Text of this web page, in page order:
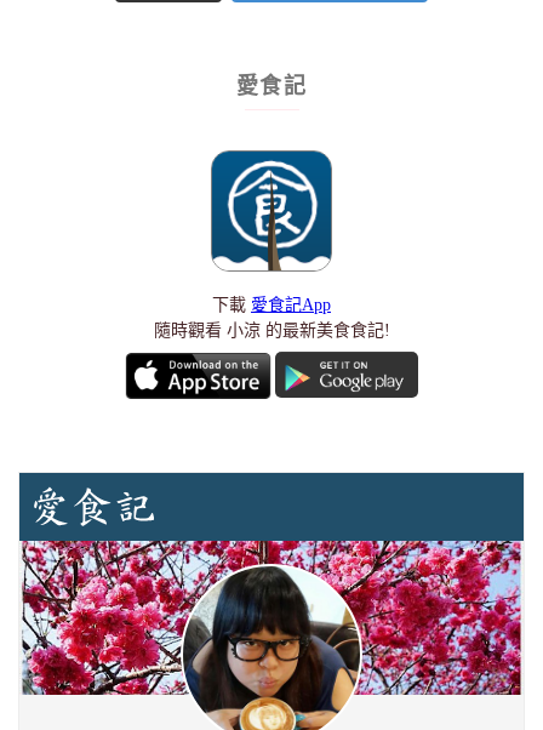
愛食記
下載 愛食記App
隨時觀看 小涼 的最新美食食記!